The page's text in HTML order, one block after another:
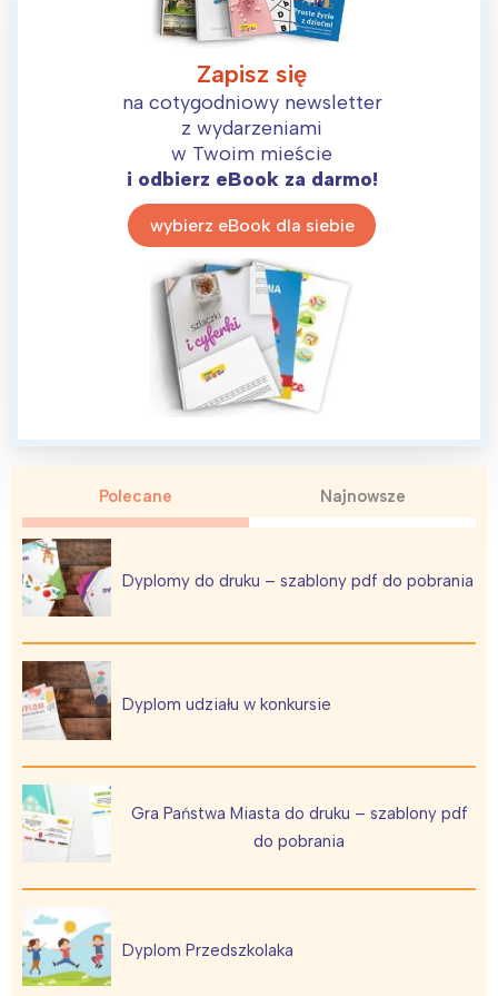
Zapisz się
na cotygodniowy newsletter
z wydarzeniami
w Twoim mieście
i odbierz eBook za darmo!
wybierz eBook dla siebie
Polecane Najnowsze
Dyplomy do druku – szablony pdf do pobrania
Dyplom udziału w konkursie
Gra Państwa Miasta do druku – szablony pdf
do pobrania
Dyplom Przedszkolaka